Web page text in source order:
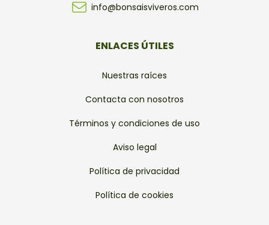
info@bonsaisviveros.com
ENLACES ÚTILES
Nuestras raíces
Contacta con nosotros
Términos y condiciones de uso
Aviso legal
Política de privacidad
Política de cookies